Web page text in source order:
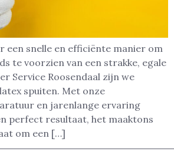
een snelle en efficiënte manier om
te voorzien van een strakke, egale
Service Roosendaal zijn we
spuiten. Met onze
en jarenlange ervaring
perfect resultaat, het maaktons
om een […]